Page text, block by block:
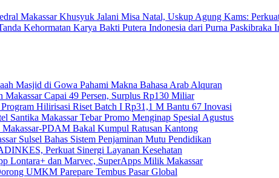
Makassar Khusyuk Jalani Misa Natal, Uskup Agung Kams:
Kehormatan Karya Bakti Putera Indonesia dari Purna Paskibraka
Masjid di Gowa Pahami Makna Bahasa Arab Alquran
Makassar Capai 49 Persen, Surplus Rp130 Miliar
Hilirisasi Riset Batch I Rp31,1 M Bantu 67 Inovasi
Santika Makassar Tebar Promo Menginap Spesial Agustus
PDAM Bakal Kumpul Ratusan Kantong
Sulsel Bahas Sistem Penjaminan Mutu Pendidikan
Perkuat Sinergi Layanan Kesehatan
Lontara+ dan Marvec, SuperApps Milik Makassar
UMKM Parepare Tembus Pasar Global